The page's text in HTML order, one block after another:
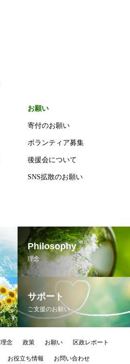
お願い
寄付のお願い
ボランティア募集
後援会について
SNS拡散のお願い
Philosophy
理念
サポート
ご支援のお願い
理念 政策 お願い 区政レポート
お役立ち情報 お問い合わせ